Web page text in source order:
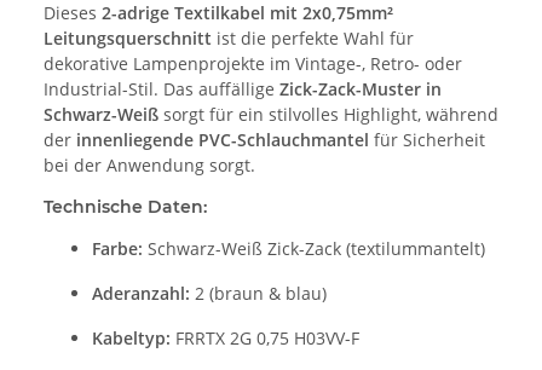
Dieses 2-adrige Textilkabel mit 2x0,75mm²
Leitungsquerschnitt ist die perfekte Wahl für
dekorative Lampenprojekte im Vintage-, Retro- oder
Industrial-Stil. Das auffällige Zick-Zack-Muster in
Schwarz-Weiß sorgt für ein stilvolles Highlight, während
der innenliegende PVC-Schlauchmantel für Sicherheit
bei der Anwendung sorgt.
Technische Daten:
Farbe: Schwarz-Weiß Zick-Zack (textilummantelt)
Aderanzahl: 2 (braun & blau)
Kabeltyp: FRRTX 2G 0,75 H03VV-F